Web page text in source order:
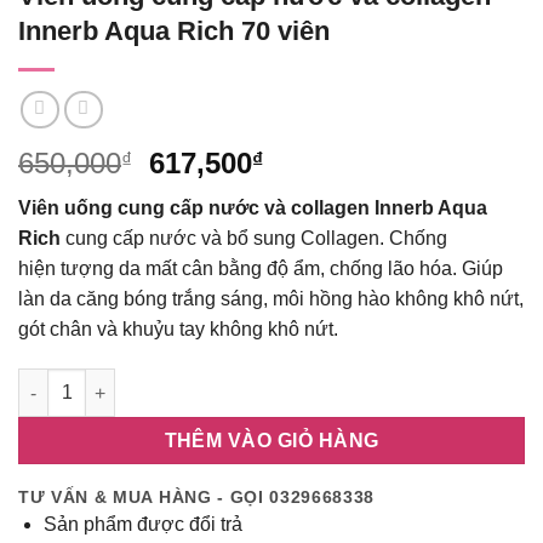
Innerb Aqua Rich 70 viên
650,000₫
Giá
gốc
là:
650,000₫.
617,500₫Giá
hiện
tại
là:
617,500₫.
Viên uống cung cấp nước và collagen Innerb Aqua
Rich cung cấp nước và bổ sung Collagen. Chống
hiện tượng da mất cân bằng độ ẩm, chống lão hóa. Giúp
làn da căng bóng trắng sáng, môi hồng hào không khô nứt,
gót chân và khuỷu tay không khô nứt.
Viên uống cung cấp nước và collagen Innerb Aqua Rich 70
THÊM VÀO GIỎ HÀNG
TƯ VẤN & MUA HÀNG - GỌI 0329668338
Sản phẩm được đổi trả